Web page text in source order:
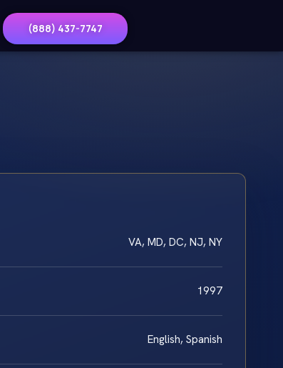
(888) 437-7747
VA, MD, DC, NJ, NY
1997
English, Spanish